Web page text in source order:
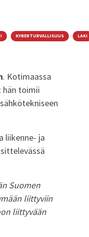
KYBERTURVALLISUUS LAKI
. Kotimaassa
hän toimii
liikenne- ja
Suomen
liittyviin
liittyvään